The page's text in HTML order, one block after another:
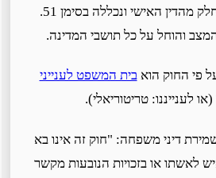
גם ירושה הייתה פעם חלק מהדין האישי ונכללה בסימן 51.
והוחל על כל תושבי המדינה.
פי החוק הואבית המשפט לענייני
לענייננו: טריטוריאלי).
שמירת דיני משפחה: "חוק זה אינו בא
לאשתו או בזכויות הנובעות מקשר